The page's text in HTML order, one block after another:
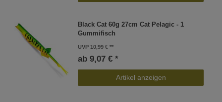
Black Cat 60g 27cm Cat Pelagic - 1
Gummifisch
UVP 10,99 €
ab 9,07 € *
Artikel anzeigen